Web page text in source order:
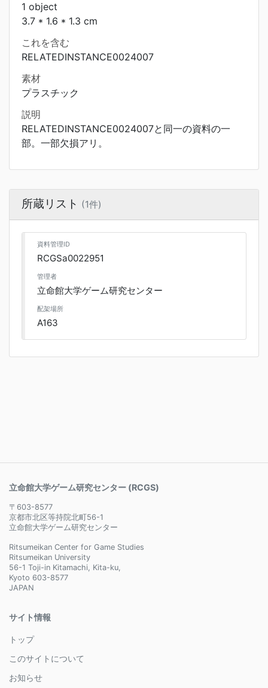
1 object
3.7 * 1.6 * 1.3 cm
これを含む
RELATEDINSTANCE0024007
素材
プラスチック
説明
RELATEDINSTANCE0024007と同一の資料の一
部。一部欠損アリ。
所蔵リスト (1件)
資料管理ID
RCGSa0022951
管理者
立命館大学ゲーム研究センター
配架場所
A163
立命館大学ゲーム研究センター (RCGS)
〒603-8577
京都市北区等持院北町56-1
立命館大学ゲーム研究センター
Ritsumeikan Center for Game Studies
Ritsumeikan University
56-1 Toji-in Kitamachi, Kita-ku,
Kyoto 603-8577
JAPAN
サイト情報
トップ
このサイトについて
お知らせ